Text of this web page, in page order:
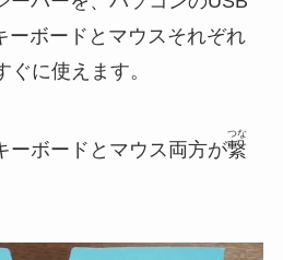
ーボードとマウスそれぞれ
に使えます。
ーボードとマウス両方が繋
つな